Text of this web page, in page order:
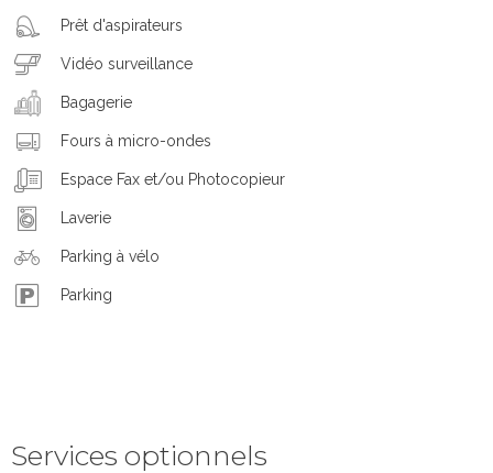
Prêt d'aspirateurs
Vidéo surveillance
Bagagerie
Fours à micro-ondes
Espace Fax et/ou Photocopieur
Laverie
Parking à vélo
Parking
Services optionnels